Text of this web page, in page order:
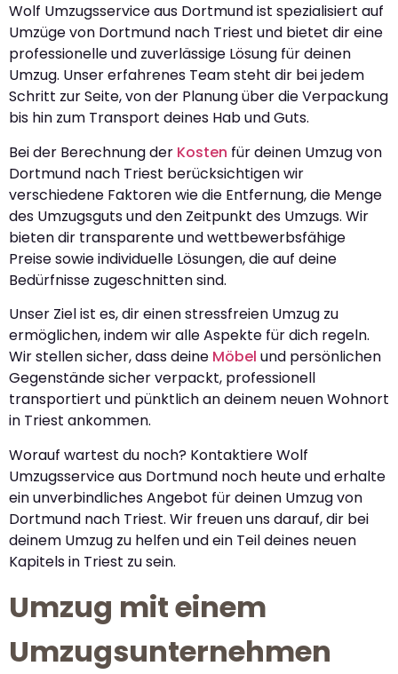
Wolf Umzugsservice aus Dortmund ist spezialisiert auf
Umzüge von Dortmund nach Triest und bietet dir eine
professionelle und zuverlässige Lösung für deinen
Umzug. Unser erfahrenes Team steht dir bei jedem
Schritt zur Seite, von der Planung über die Verpackung
bis hin zum Transport deines Hab und Guts.
Bei der Berechnung der Kosten für deinen Umzug von
Dortmund nach Triest berücksichtigen wir
verschiedene Faktoren wie die Entfernung, die Menge
des Umzugsguts und den Zeitpunkt des Umzugs. Wir
bieten dir transparente und wettbewerbsfähige
Preise sowie individuelle Lösungen, die auf deine
Bedürfnisse zugeschnitten sind.
Unser Ziel ist es, dir einen stressfreien Umzug zu
ermöglichen, indem wir alle Aspekte für dich regeln.
Wir stellen sicher, dass deine Möbel und persönlichen
Gegenstände sicher verpackt, professionell
transportiert und pünktlich an deinem neuen Wohnort
in Triest ankommen.
Worauf wartest du noch? Kontaktiere Wolf
Umzugsservice aus Dortmund noch heute und erhalte
ein unverbindliches Angebot für deinen Umzug von
Dortmund nach Triest. Wir freuen uns darauf, dir bei
deinem Umzug zu helfen und ein Teil deines neuen
Kapitels in Triest zu sein.
Umzug mit einem
Umzugsunternehmen